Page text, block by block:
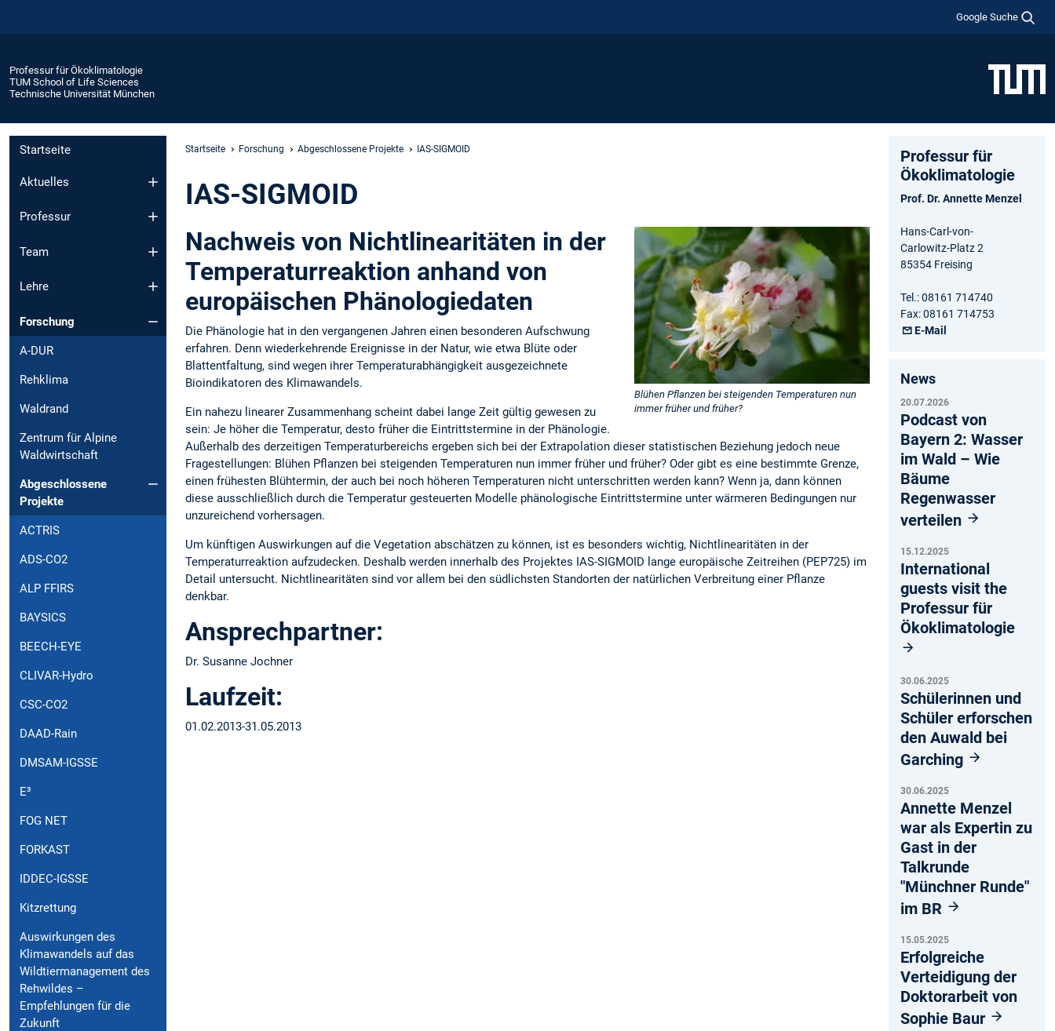
Google Suche
Professur für Ökoklimatologie
TUM School of Life Sciences
Technische Universität München
Startseite
Aktuelles
Professur
Team
Lehre
Forschung
A-DUR
Rehklima
Waldrand
Zentrum für Alpine
Waldwirtschaft
Abgeschlossene
Projekte
ACTRIS
ADS-CO2
ALP FFIRS
BAYSICS
BEECH-EYE
CLIVAR-Hydro
CSC-CO2
DAAD-Rain
DMSAM-IGSSE
E³
FOG NET
FORKAST
IDDEC-IGSSE
Kitzrettung
Auswirkungen des
Klimawandels auf das
Wildtiermanagement des
Rehwildes –
Empfehlungen für die
Zukunft
Startseite Forschung Abgeschlossene Projekte IAS-SIGMOID
IAS-SIGMOID
Blühen Pflanzen bei steigenden Temperaturen nun
immer früher und früher?
Nachweis von Nichtlinearitäten in der
Temperaturreaktion anhand von
europäischen Phänologiedaten
Die Phänologie hat in den vergangenen Jahren einen besonderen Aufschwung
erfahren. Denn wiederkehrende Ereignisse in der Natur, wie etwa Blüte oder
Blattentfaltung, sind wegen ihrer Temperaturabhängigkeit ausgezeichnete
Bioindikatoren des Klimawandels.
Ein nahezu linearer Zusammenhang scheint dabei lange Zeit gültig gewesen zu
sein: Je höher die Temperatur, desto früher die Eintrittstermine in der Phänologie.
Außerhalb des derzeitigen Temperaturbereichs ergeben sich bei der Extrapolation dieser statistischen Beziehung jedoch neue
Fragestellungen: Blühen Pflanzen bei steigenden Temperaturen nun immer früher und früher? Oder gibt es eine bestimmte Grenze,
einen frühesten Blühtermin, der auch bei noch höheren Temperaturen nicht unterschritten werden kann? Wenn ja, dann können
diese ausschließlich durch die Temperatur gesteuerten Modelle phänologische Eintrittstermine unter wärmeren Bedingungen nur
unzureichend vorhersagen.
Um künftigen Auswirkungen auf die Vegetation abschätzen zu können, ist es besonders wichtig, Nichtlinearitäten in der
Temperaturreaktion aufzudecken. Deshalb werden innerhalb des Projektes IAS-SIGMOID lange europäische Zeitreihen (PEP725) im
Detail untersucht. Nichtlinearitäten sind vor allem bei den südlichsten Standorten der natürlichen Verbreitung einer Pflanze
denkbar.
Ansprechpartner:
Dr. Susanne Jochner
Laufzeit:
01.02.2013-31.05.2013
Professur für
Ökoklimatologie
Prof. Dr. Annette Menzel
Hans-Carl-von-
Carlowitz-Platz 2
85354 Freising
Tel.: 08161 714740
Fax: 08161 714753
E-Mail
News
20.07.2026
Podcast von
Bayern 2: Wasser
im Wald – Wie
Bäume
Regenwasser
verteilen
15.12.2025
International
guests visit the
Professur für
Ökoklimatologie
30.06.2025
Schülerinnen und
Schüler erforschen
den Auwald bei
Garching
30.06.2025
Annette Menzel
war als Expertin zu
Gast in der
Talkrunde
"Münchner Runde"
im BR
15.05.2025
Erfolgreiche
Verteidigung der
Doktorarbeit von
Sophie Baur